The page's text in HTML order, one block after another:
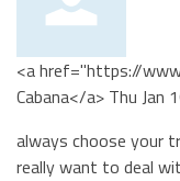
<a href="https://
Cabana</a> Thu Jan
always choose your
really want to deal